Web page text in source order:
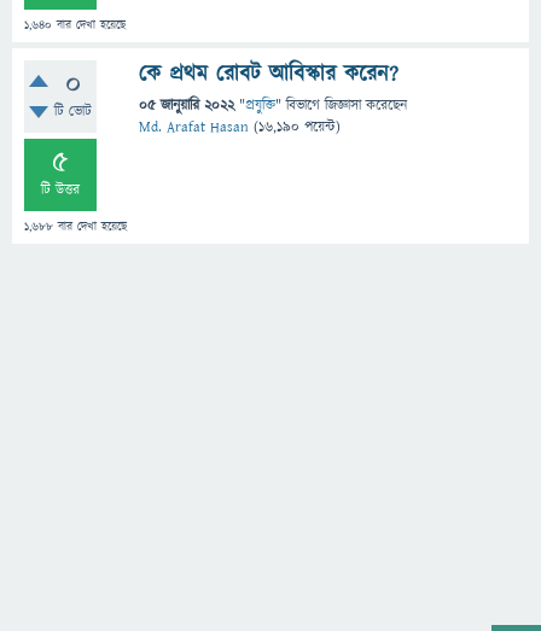
1,640 বার দেখা হয়েছে
0
টি ভোট
5
টি উত্তর
1,688 বার দেখা হয়েছে
কে প্রথম রোবট আবিস্কার করেন?
05 জানুয়ারি 2022 "প্রযুক্তি" বিভাগে জিজ্ঞাসাকরেছেন
Md. Arafat Hasan (16,190 পয়েন্ট)